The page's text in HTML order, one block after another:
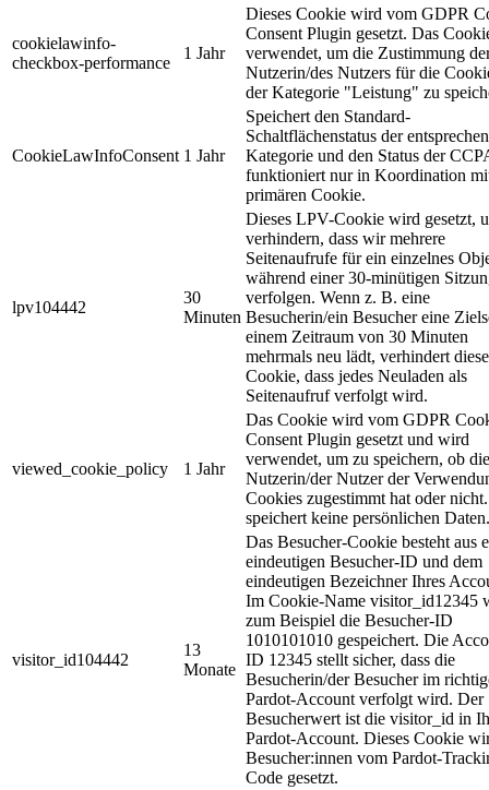
cookielawinfo-
checkbox-performance
1 Jahr
Dieses Cookie wird vom GDPR
Consent Plugin gesetzt. Das
verwendet, um die Zustimmung
Nutzerin/des Nutzers für die
der Kategorie "Leistung" zu
CookieLawInfoConsent 1 Jahr
Speichert den Standard-
Schaltflächenstatus der
Kategorie und den Status der
funktioniert nur in Koordination
primären Cookie.
lpv104442
30
Minuten
Dieses LPV-Cookie wird gesetzt,
verhindern, dass wir mehrere
Seitenaufrufe für ein einzelnes
während einer 30-minütigen
verfolgen. Wenn z. B. eine
Besucherin/ein Besucher eine
einem Zeitraum von 30 Minuten
mehrmals neu lädt, verhindert
Cookie, dass jedes Neuladen als
Seitenaufruf verfolgt wird.
viewed_cookie_policy 1 Jahr
Das Cookie wird vom GDPR
Consent Plugin gesetzt und wird
verwendet, um zu speichern, ob die
Nutzerin/der Nutzer der
Cookies zugestimmt hat oder
speichert keine persönlichen Daten.
visitor_id104442
13
Monate
Das Besucher-Cookie besteht aus
eindeutigen Besucher-ID und dem
eindeutigen Bezeichner Ihres
Im Cookie-Name visitor_id12345
zum Beispiel die Besucher-ID
1010101010 gespeichert. Die
ID 12345 stellt sicher, dass die
Besucherin/der Besucher im
Pardot-Account verfolgt wird. Der
Besucherwert ist die visitor_id in
Pardot-Account. Dieses Cookie
Besucher:innen vom Pardot-
Code gesetzt.